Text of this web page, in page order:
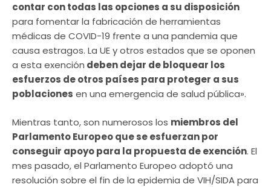
contar con todas las opciones a su disposición
para fomentar la fabricación de herramientas
médicas de COVID-19 frente a una pandemia que
causa estragos. La UE y otros estados que se oponen
a esta exención deben dejar de bloquear los
esfuerzos de otros países para proteger a sus
poblaciones en una emergencia de salud pública».
Mientras tanto, son numerosos los miembros del
Parlamento Europeo que se esfuerzan por
conseguir apoyo para la propuesta de exención. El
mes pasado, el Parlamento Europeo adoptó una
resolución sobre el fin de la epidemia de VIH/SIDA para